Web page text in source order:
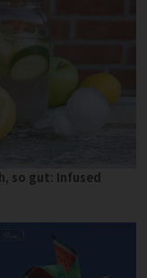
so gut: Infused